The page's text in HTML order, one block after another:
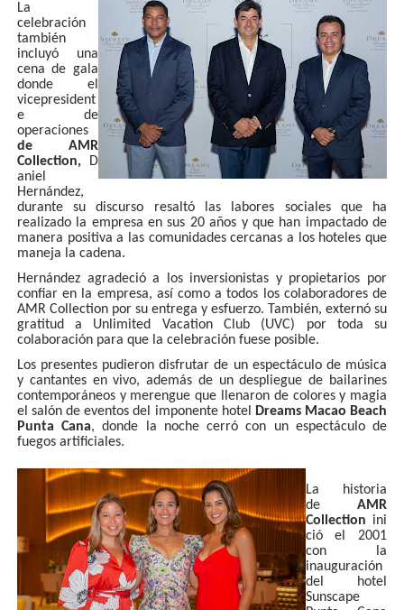
La
celebración
también
incluyó una
cena de gala
donde el
vicepresident
e de
operaciones
de AMR
Collection, D
aniel
Hernández,
durante su discurso resaltó las labores sociales que ha
realizado la empresa en sus 20 años y que han impactado de
manera positiva a las comunidades cercanas a los hoteles que
maneja la cadena.
Hernández agradeció a los inversionistas y propietarios por
confiar en la empresa, así como a todos los colaboradores de
AMR Collection por su entrega y esfuerzo. También, externó su
gratitud a Unlimited Vacation Club (UVC) por toda su
colaboración para que la celebración fuese posible.
Los presentes pudieron disfrutar de un espectáculo de música
y cantantes en vivo, además de un despliegue de bailarines
contemporáneos y merengue que llenaron de colores y magia
el salón de eventos del imponente hotel
Dreams Macao Beach
Punta Cana, donde la noche cerró con un espectáculo de
fuegos artificiales.
La historia
deAMR
Collection ini
ció el 2001
con la
inauguración
del hotel
Sunscape